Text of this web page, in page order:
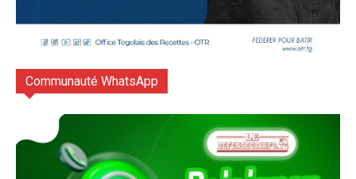
Communauté WhatsApp